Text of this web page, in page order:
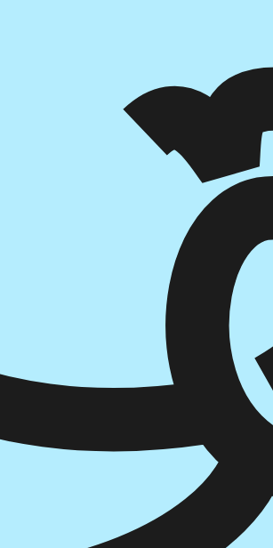
איזה פורמט בא לך?
32 מחיר קודם:
במבצע עד:
31/08/2026